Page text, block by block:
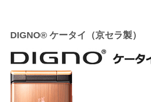
DIGNO® ケータイ（京セラ製）